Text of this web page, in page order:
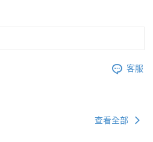
客服
查看全部